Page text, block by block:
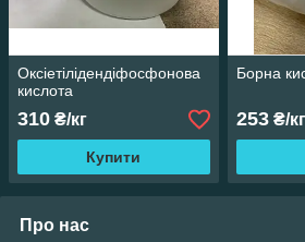
Оксіетілідендіфосфонова
кислота
310 ₴/кг
Купити
Борна
253₴/кг
Про нас